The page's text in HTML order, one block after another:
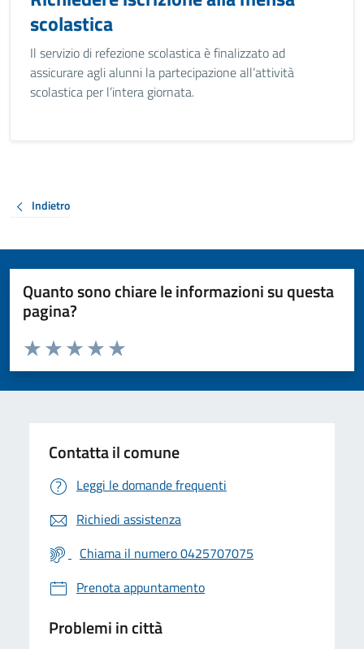
scolastica
Il servizio di refezione scolastica è finalizzato ad
assicurare agli alunni la partecipazione all’attività
scolastica per l’intera giornata.
Indietro
Quanto sono chiare le informazioni su questa
pagina?
Valuta da 1 a 5 stelle la pagina
Valuta 5 stelle su 5
Valuta 4 stelle su 5
Valuta 3 stelle su 5
Valuta 2 stelle su 5
Valuta 1 stelle su 5
Contatta il comune
Leggi le domande frequenti
Richiedi assistenza
Chiama il numero 0425707075
Prenota appuntamento
Problemi in città